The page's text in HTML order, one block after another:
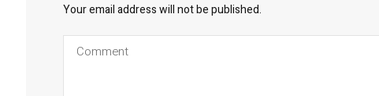
Your email address will not be published.